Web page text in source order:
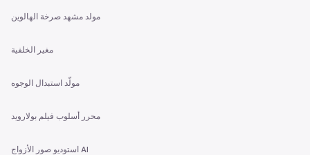
مولد مشهد صرخة الهالوين
مغير الخلفية
مولّد استبدال الوجوه
محرر أسلوب فيلم بولارويد
استوديو صور الأزواج AI